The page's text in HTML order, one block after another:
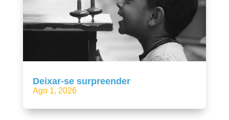
Deixar-se surpreender
Ago 1, 2026